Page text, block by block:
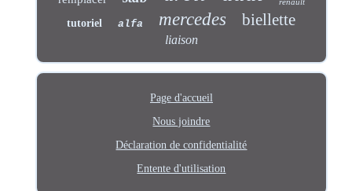
tutoriel alfa mercedes biellette
liaison
Page d'accueil
Nous joindre
Déclaration de confidentialité
Entente d'utilisation